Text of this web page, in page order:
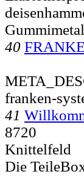
40
franken-
41
8720
Knittelfeld
Die